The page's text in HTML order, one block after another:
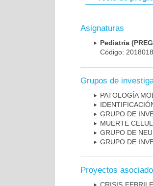
Asignaturas
Pediatría
Código:
Grupos de
PATOLOGÍA
GRUPO DE
MUERTE
GRUPO DE
GRUPO DE
Proyectos